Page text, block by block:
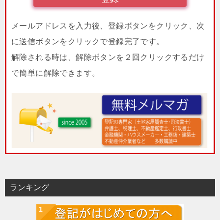
メールアドレスを入力後、登録ボタンをクリック、次
に送信ボタンをクリックで登録完了です。
解除される時は、解除ボタンを２回クリックするだけ
で簡単に解除できます。
ランキング